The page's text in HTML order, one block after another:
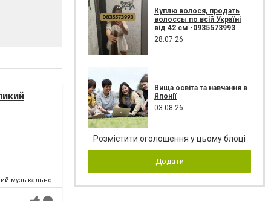
музыкально-драматический театр имени Т.Г.Шевченко
Куплю волося, продать
волоссы по всій Україні
від 42 см -0935573993
28.07.26
Вища освіта та навчання в
Японії
03.08.26
Розмістити оголошення у цьому блоці
Додати